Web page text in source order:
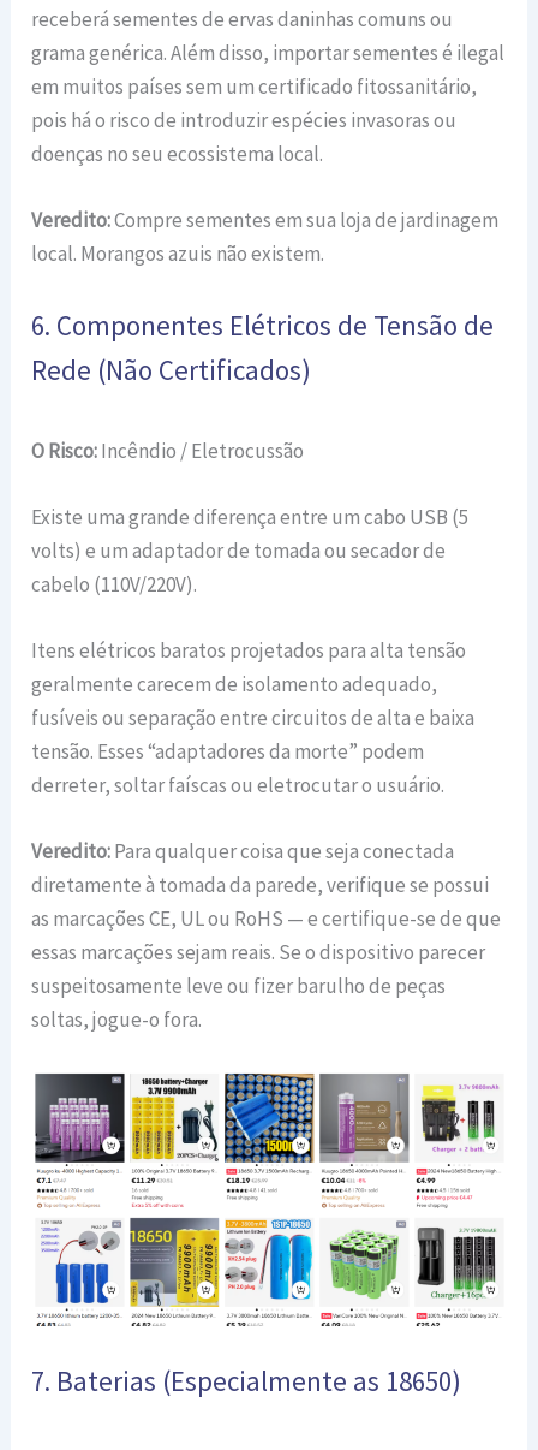
receberá sementes de ervas daninhas comuns ou
grama genérica. Além disso, importar sementes é ilegal
em muitos países sem um certificado fitossanitário,
pois há o risco de introduzir espécies invasoras ou
doenças no seu ecossistema local.
Veredito:Compre sementes em sua loja de jardinagem
local. Morangos azuis não existem.
6. Componentes Elétricos de Tensão de
Rede (Não Certificados)
O Risco:Incêndio / Eletrocussão
Existe uma grande diferença entre um cabo USB (5
volts) e um adaptador de tomada ou secador de
cabelo (110V/220V).
Itens elétricos baratos projetados para alta tensão
geralmente carecem de isolamento adequado,
fusíveis ou separação entre circuitos de alta e baixa
tensão. Esses “adaptadores da morte” podem
derreter, soltar faíscas ou eletrocutar o usuário.
Veredito:Para qualquer coisa que seja conectada
diretamente à tomada da parede, verifique se possui
as marcações CE, UL ou RoHS — e certifique-se de que
essas marcações sejam reais. Se o dispositivo parecer
suspeitosamente leve ou fizer barulho de peças
soltas, jogue-o fora.
7. Baterias (Especialmente as 18650)